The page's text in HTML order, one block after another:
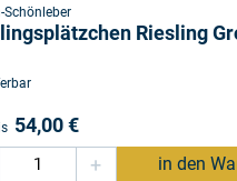
Schönleber
Riesling
54,00€
+ in den